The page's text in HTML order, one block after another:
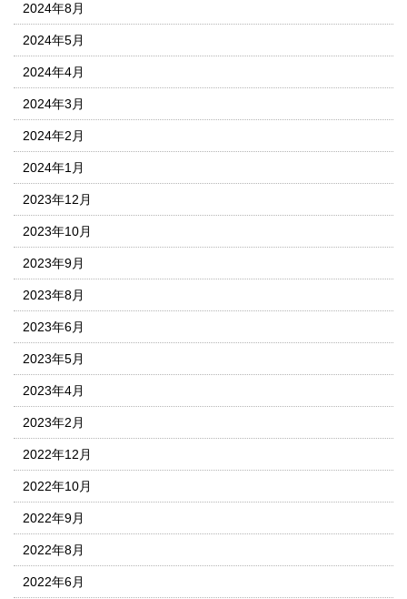
2024年8月
2024年5月
2024年4月
2024年3月
2024年2月
2024年1月
2023年12月
2023年10月
2023年9月
2023年8月
2023年6月
2023年5月
2023年4月
2023年2月
2022年12月
2022年10月
2022年9月
2022年8月
2022年6月